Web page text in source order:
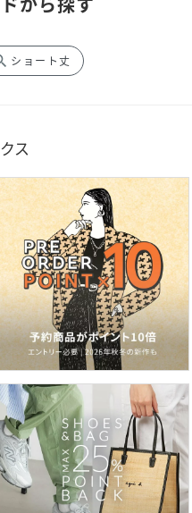
ショート丈
ス